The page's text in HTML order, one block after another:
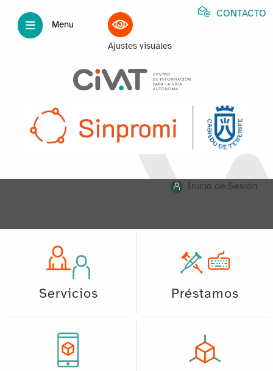
Menu
Ajustes visuales
CONTACTO
Inicio de Sesión
Servicios Préstamos